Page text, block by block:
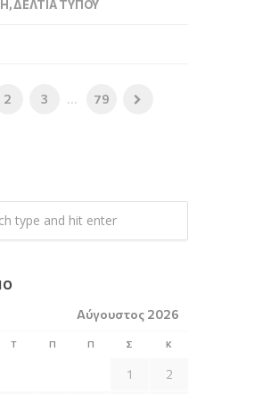
,ΔΕΛΤΊΑ ΤΎΠΟΥ
2 3 ... 79
Αύγουστος 2026
Τ Π Π Σ Κ
1 2